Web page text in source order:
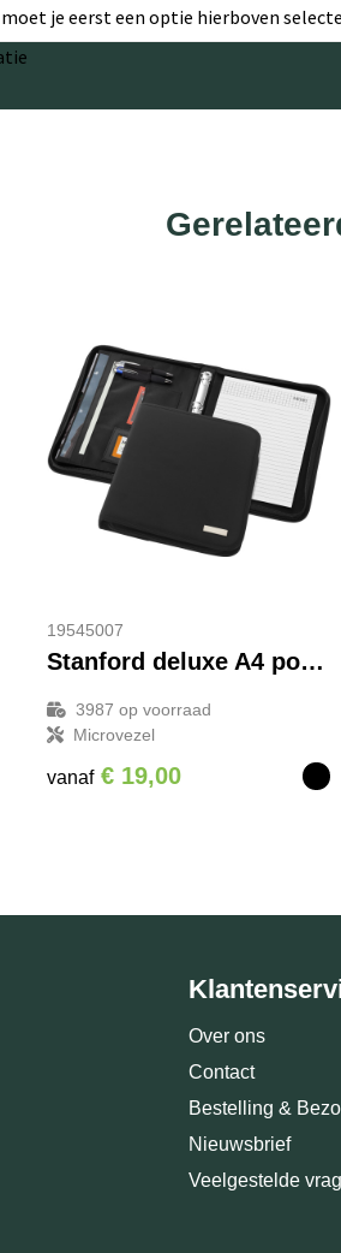
je eerst een optie hierboven
19545007
Stanford deluxe A4 portfolio met ritssluiting
3987 op voorraad
Microvezel
vanaf € 19,00
Over ons
Contact
Bestelling &
Nieuwsbrief
Veelgestelde